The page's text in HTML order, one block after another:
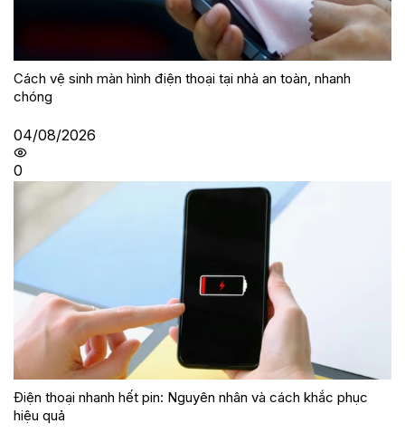
Cách vệ sinh màn hình điện thoại tại nhà an toàn, nhanh
chóng
04/08/2026
0
Điện thoại nhanh hết pin: Nguyên nhân và cách khắc phục
hiệu quả